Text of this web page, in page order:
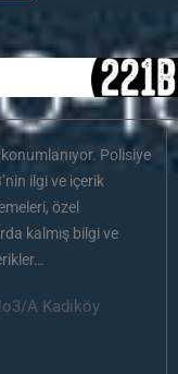
Polisiye
ilgi ve içerik
özel
kalmış bilgi ve
A Kadıköy